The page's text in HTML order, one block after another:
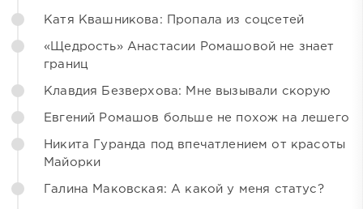
Катя Квашникова: Пропала из соцсетей
«Щедрость» Анастасии Ромашовой не знает
границ
Клавдия Безверхова: Мне вызывали скорую
Евгений Ромашов больше не похож на лешего
Никита Гуранда под впечатлением от красоты
Майорки
Галина Маковская: А какой у меня статус?